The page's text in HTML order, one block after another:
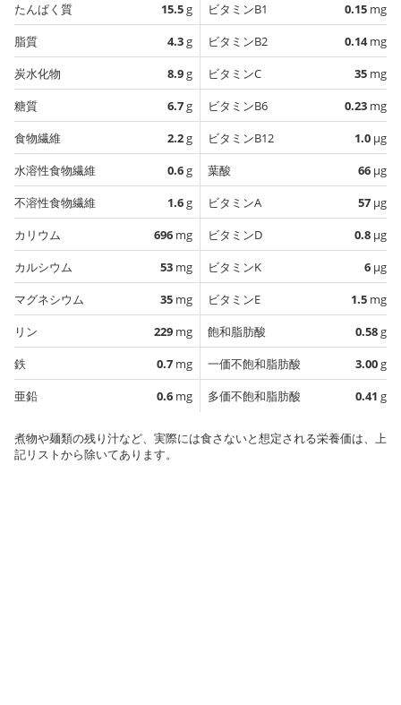
たんぱく質
15.5g
脂質
4.3g
炭水化物
8.9g
糖質
6.7g
食物繊維
2.2g
水溶性食物繊維
0.6g
不溶性食物繊維
1.6g
カリウム
696 mg
カルシウム
53 mg
マグネシウム
35 mg
リン
229 mg
鉄
0.7 mg
亜鉛
0.6 mg
ビタミンB1
0.15 mg
ビタミンB2
0.14mg
ビタミンC
35 mg
ビタミンB6
0.23 mg
ビタミンB12
1.0 µg
葉酸
66 µg
ビタミンA
57 µg
ビタミンD
0.8 µg
ビタミンK
6 µg
ビタミンE
1.5 mg
飽和脂肪酸
0.58g
一価不飽和脂肪酸
3.00g
多価不飽和脂肪酸
0.41 g
煮物や麺類の残り汁など、実際には食さないと想定される栄養価は、上
記リストから除いてあります。